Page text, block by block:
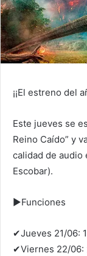
¡¡El estreno del
Este jueves se
Reino Caído” y
calidad de audio
Escobar).
▶Funciones
✔Jueves 21/06:
✔Viernes 22/06: